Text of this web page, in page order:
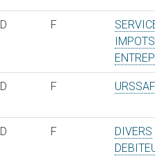
D F
IMPOTS
D F
D F
DIVERS